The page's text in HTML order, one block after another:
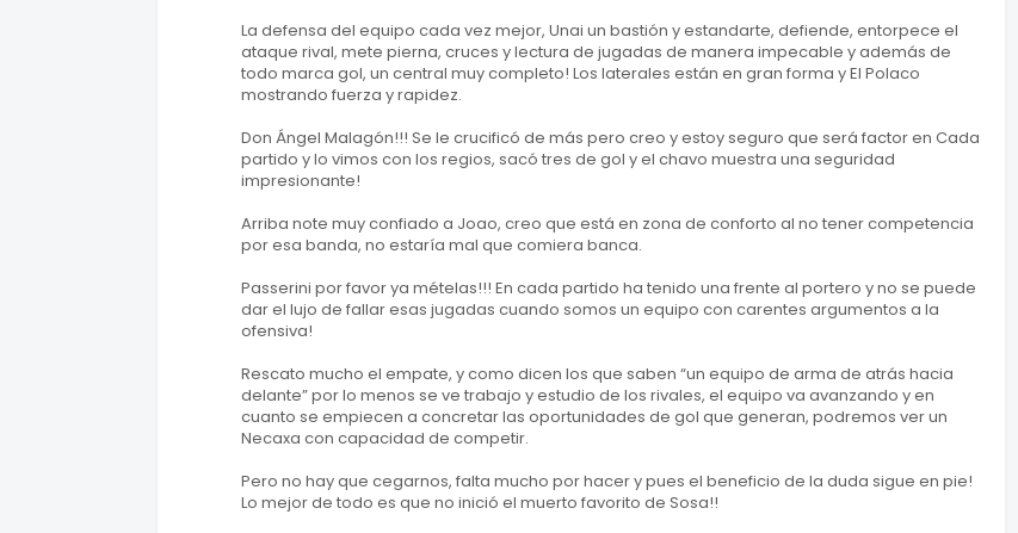
La defensa del equipo cada vez mejor, Unai un bastión y estandarte, defiende, entorpece el
ataque rival, mete pierna, cruces y lectura de jugadas de manera impecable y además de
todo marca gol, un central muy completo! Los laterales están en gran forma y El Polaco
mostrando fuerza y rapidez.
Don Ángel Malagón!!! Se le crucificó de más pero creo y estoy seguro que será factor en Cada
partido y lo vimos con los regios, sacó tres de gol y el chavo muestra una seguridad
impresionante!
Arriba note muy confiado a Joao, creo que está en zona de conforto al no tener competencia
por esa banda, no estaría mal que comiera banca.
Passerini por favor ya mételas!!! En cada partido ha tenido una frente al portero y no se puede
dar el lujo de fallar esas jugadas cuando somos un equipo con carentes argumentos a la
ofensiva!
Rescato mucho el empate, y como dicen los que saben “un equipo de arma de atrás hacia
delante” por lo menos se ve trabajo y estudio de los rivales, el equipo va avanzando y en
cuanto se empiecen a concretar las oportunidades de gol que generan, podremos ver un
Necaxa con capacidad de competir.
Pero no hay que cegarnos, falta mucho por hacer y pues el beneficio de la duda sigue en pie!
Lo mejor de todo es que no inició el muerto favorito de Sosa!!